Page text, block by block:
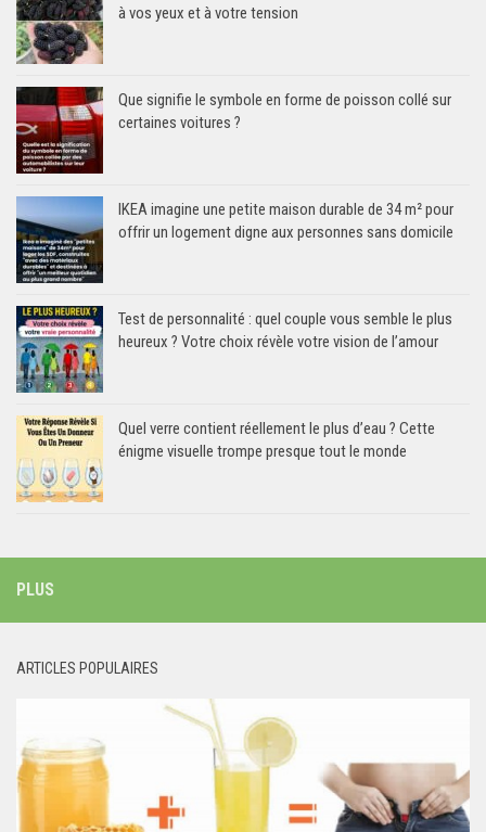
à vos yeux et à votre tension
Que signifie le symbole en forme de poisson collé sur
certaines voitures ?
IKEA imagine une petite maison durable de 34 m² pour
offrir un logement digne aux personnes sans domicile
Test de personnalité : quel couple vous semble le plus
heureux ? Votre choix révèle votre vision de l’amour
Quel verre contient réellement le plus d’eau ? Cette
énigme visuelle trompe presque tout le monde
PLUS
ARTICLES POPULAIRES